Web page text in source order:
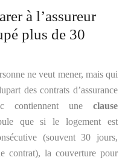
à l’assureur
plus de 30
ne veut mener, mais qui
des contrats d’assurance
contiennent une clause
que si le logement est
(souvent 30 jours,
contrat), la couverture pour